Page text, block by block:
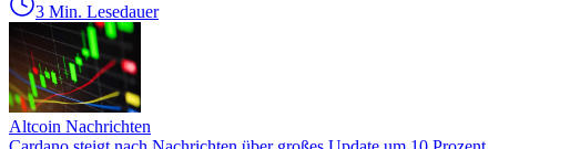
3 Min. Lesedauer
Altcoin Nachrichten